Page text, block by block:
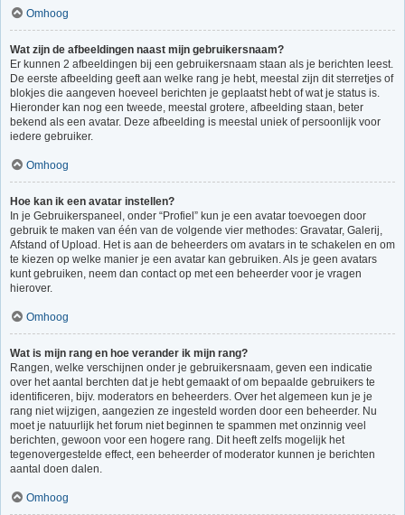
Omhoog
Wat zijn de afbeeldingen naast mijn gebruikersnaam?
Er kunnen 2 afbeeldingen bij een gebruikersnaam staan als je berichten leest.
De eerste afbeelding geeft aan welke rang je hebt, meestal zijn dit sterretjes of
blokjes die aangeven hoeveel berichten je geplaatst hebt of wat je status is.
Hieronder kan nog een tweede, meestal grotere, afbeelding staan, beter
bekend als een avatar. Deze afbeelding is meestal uniek of persoonlijk voor
iedere gebruiker.
Omhoog
Hoe kan ik een avatar instellen?
In je Gebruikerspaneel, onder “Profiel” kun je een avatar toevoegen door
gebruik te maken van één van de volgende vier methodes: Gravatar, Galerij,
Afstand of Upload. Het is aan de beheerders om avatars in te schakelen en om
te kiezen op welke manier je een avatar kan gebruiken. Als je geen avatars
kunt gebruiken, neem dan contact op met een beheerder voor je vragen
hierover.
Omhoog
Wat is mijn rang en hoe verander ik mijn rang?
Rangen, welke verschijnen onder je gebruikersnaam, geven een indicatie
over het aantal berchten dat je hebt gemaakt of om bepaalde gebruikers te
identificeren, bijv. moderators en beheerders. Over het algemeen kun je je
rang niet wijzigen, aangezien ze ingesteld worden door een beheerder. Nu
moet je natuurlijk het forum niet beginnen te spammen met onzinnig veel
berichten, gewoon voor een hogere rang. Dit heeft zelfs mogelijk het
tegenovergestelde effect, een beheerder of moderator kunnen je berichten
aantal doen dalen.
Omhoog